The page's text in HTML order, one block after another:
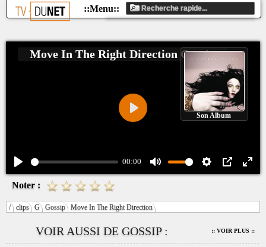
Play
00:00
Mute Settings
PIP
Play
Move In The Right Direction Gossip
Son Album
/ clips G Gossip Move In The Right Direction
VOIR AUSSI DE GOSSIP : :: VOIR PLUS ::
Noter :